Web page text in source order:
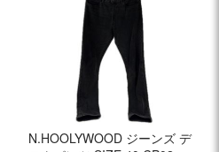
N.HOOLYWOOD ジーンズ デ